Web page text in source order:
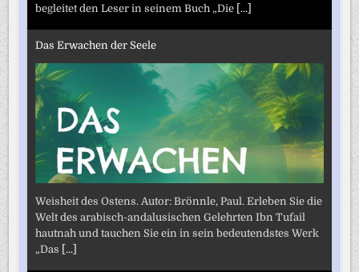
begleitet den Leser in seinem Buch „Die [...]
Das Erwachen der Seele
Weisheit des Ostens. Autor: Brönnle, Paul. Erleben Sie die
Welt des arabisch-andalusischen Gelehrten Ibn Tufail
hautnah und tauchen Sie ein in sein bedeutendstes Werk
„Das
[...]